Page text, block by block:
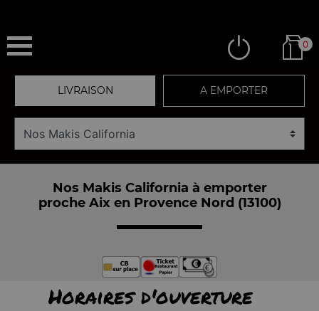
0
LIVRAISON A EMPORTER
Nos Makis California à emporter
proche Aix en Provence Nord (13100)
Horaires d'ouverture